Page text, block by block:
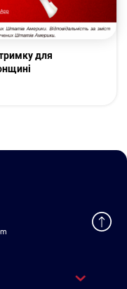
для